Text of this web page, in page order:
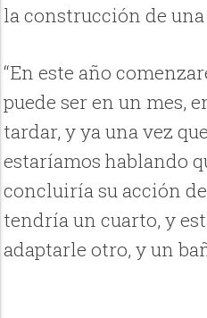
la construcción de
“En este año
puede ser en un mes,
tardar, y ya una vez
estaríamos hablando
concluiría su acción
tendría un cuarto, y
adaptarle otro, y un